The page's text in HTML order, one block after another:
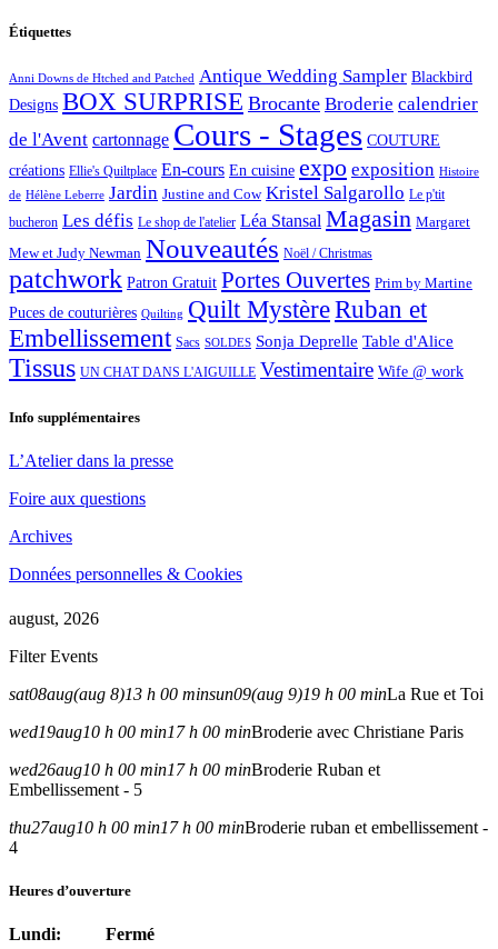
Étiquettes
Anni Downs de Htched and Patched Antique Wedding Sampler Blackbird
Designs BOX SURPRISE Brocante Broderie calendrier
de l'Avent cartonnage Cours - Stages COUTURE
créations Ellie's Quiltplace En-cours En cuisine expo exposition Histoire
de Hélène Leberre Jardin Justine and Cow Kristel Salgarollo Le p'tit
bucheron Les défis Le shop de l'atelier Léa Stansal Magasin Margaret
Mew et Judy Newman Nouveautés Noël / Christmas
patchwork Patron Gratuit Portes Ouvertes Prim by Martine
Puces de couturières Quilting Quilt MystèreRuban et
Embellissement Sacs SOLDES Sonja Deprelle Table d'Alice
Tissus UN CHAT DANS L'AIGUILLE Vestimentaire Wife @ work
Info supplémentaires
L’Atelier dans la presse
Foire aux questions
Archives
Données personnelles & Cookies
august, 2026
Filter Events
sat08aug(aug 8)13 h 00 minsun09(aug 9)19 h 00 minLa Rue et Toi
wed19aug10 h 00 min17 h 00 minBroderie avec Christiane Paris
wed26aug10 h 00 min17 h 00 minBroderie Ruban et
Embellissement - 5
thu27aug10 h 00 min17 h 00 minBroderie ruban et embellissement -
4
Heures d’ouverture
Lundi: Fermé